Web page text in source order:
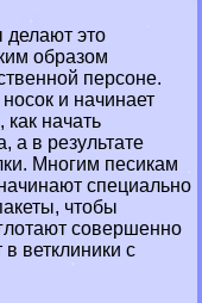
делают это
образом
персоне.
и начинает
как начать
а в результате
Многим песикам
специально
чтобы
совершенно
ветклиники с